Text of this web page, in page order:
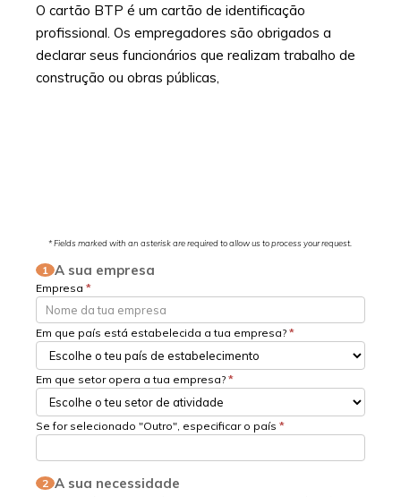
O cartão BTP é um cartão de identificação
profissional. Os empregadores são obrigados a
declarar seus funcionários que realizam trabalho de
construção ou obras públicas,
* Fields marked with an asterisk are required to allow us to process your request.
1 A sua empresa
Empresa *
Em que país está estabelecida a tua empresa? *
Em que setor opera a tua empresa? *
Se for selecionado "Outro", especificar o país *
2 A sua necessidade